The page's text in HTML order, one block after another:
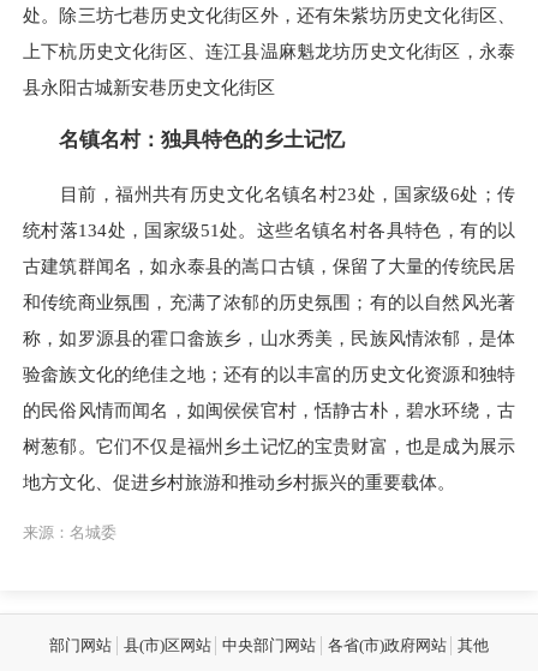
处。除三坊七巷历史文化街区外，还有朱紫坊历史文化街区、
上下杭历史文化街区、连江县温麻魁龙坊历史文化街区，永泰
县永阳古城新安巷历史文化街区
名镇名村：独具特色的乡土记忆
目前，福州共有历史文化名镇名村23处，国家级6处；传
统村落134处，国家级51处。这些名镇名村各具特色，有的以
古建筑群闻名，如永泰县的嵩口古镇，保留了大量的传统民居
和传统商业氛围，充满了浓郁的历史氛围；有的以自然风光著
称，如罗源县的霍口畲族乡，山水秀美，民族风情浓郁，是体
验畲族文化的绝佳之地；还有的以丰富的历史文化资源和独特
的民俗风情而闻名，如闽侯侯官村，恬静古朴，碧水环绕，古
树葱郁。它们不仅是福州乡土记忆的宝贵财富，也是成为展示
地方文化、促进乡村旅游和推动乡村振兴的重要载体。
来源：名城委
部门网站 县(市)区网站 中央部门网站 各省(市)政府网站 其他